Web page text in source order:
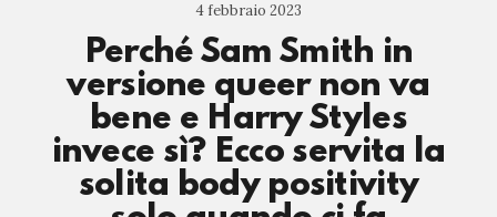
4 febbraio 2023
Perché Sam Smith in
versione queer non va
bene e Harry Styles
invece sì? Ecco servita la
solita body positivity